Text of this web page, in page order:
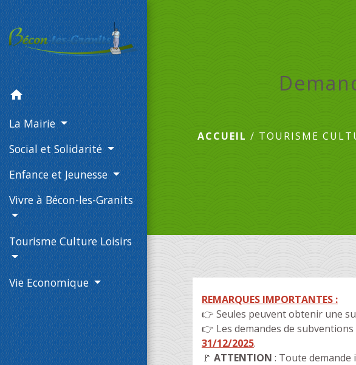
home
La Mairie
Social et Solidarité
Enfance et Jeunesse
Vivre à Bécon-les-Granits
Tourisme Culture Loisirs
Vie Economique
ACCUEIL / TOURISME
REMARQUES IMPORTANTES :
👉 Seules peuvent obtenir une
👉 Les demandes de subventions
31/12/2025.
🚩 ATTENTION : Toute demande